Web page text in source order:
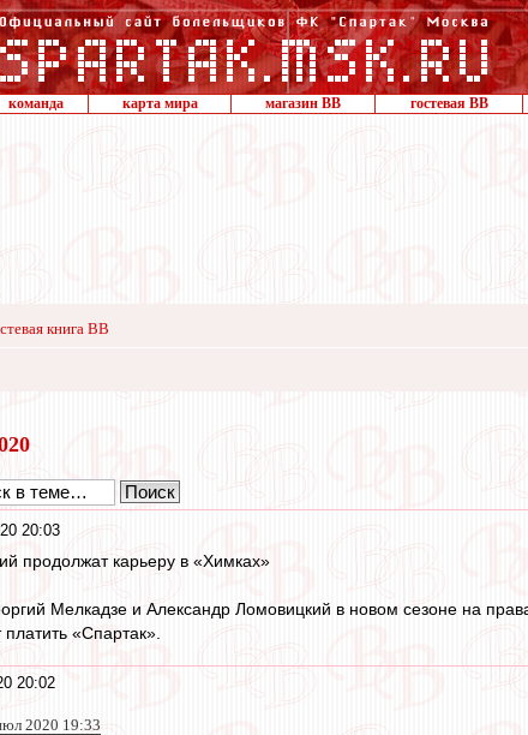
команда карта мира магазин ВВ гостевая ВВ
книга ВВ
20:03
продолжат карьеру в «Химках»
Мелкадзе и Александр Ломовицкий в новом сезоне на
«Спартак».
20:02
2020 19:33